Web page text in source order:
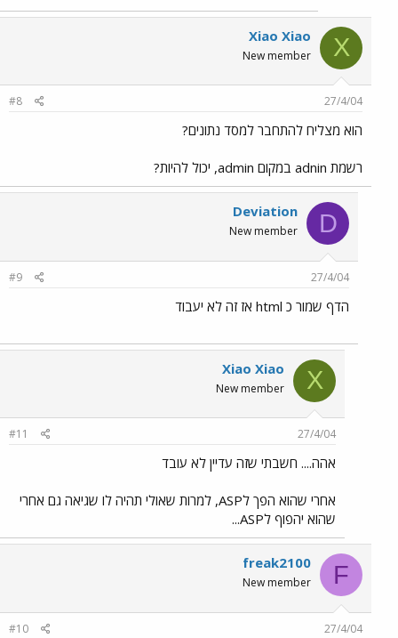
X
Xiao Xiao
New member
27/4/04
#8
הוא מצליח להתחבר למסד נתונים?
רשמת adnin במקום admin, יכול להיות?
D
Deviation
New member
27/4/04
#9
הדף שמור כ html אז זה לא יעבוד
X
Xiao Xiao
New member
27/4/04
#11
אהה.... חשבתי שזה עדיין לא עובד
אחרי שהוא הפך לASP, למרות שאולי תהיה לו שגיאה גם אחרי
שהוא יהפוף לASP...
F
freak2100
New member
27/4/04
#10